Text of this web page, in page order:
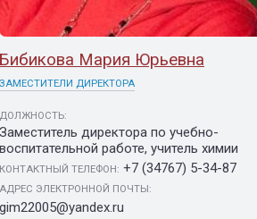
Бибикова Мария Юрьевна
ЗАМЕСТИТЕЛИ ДИРЕКТОРА
ДОЛЖНОСТЬ:
Заместитель директора по учебно-
воспитательной работе, учитель химии
КОНТАКТНЫЙ ТЕЛЕФОН: +7 (34767) 5-34-87
АДРЕС ЭЛЕКТРОННОЙ ПОЧТЫ:
gim22005@yandex.ru